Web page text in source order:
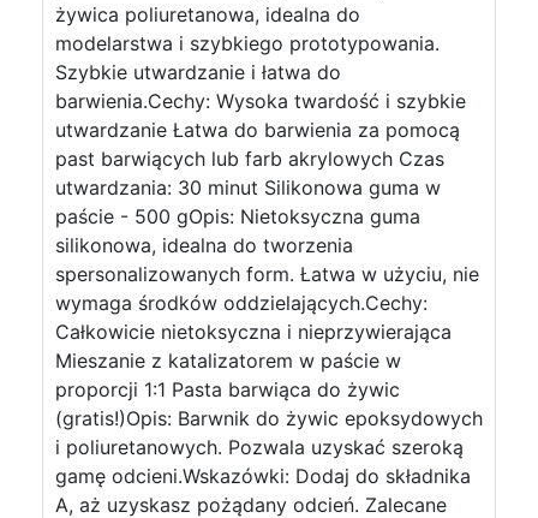
żywica poliuretanowa, idealna do
modelarstwa i szybkiego prototypowania.
Szybkie utwardzanie i łatwa do
barwienia.Cechy: Wysoka twardość i szybkie
utwardzanie Łatwa do barwienia za pomocą
past barwiących lub farb akrylowych Czas
utwardzania: 30 minut Silikonowa guma w
paście - 500 gOpis: Nietoksyczna guma
silikonowa, idealna do tworzenia
spersonalizowanych form. Łatwa w użyciu, nie
wymaga środków oddzielających.Cechy:
Całkowicie nietoksyczna i nieprzywierająca
Mieszanie z katalizatorem w paście w
proporcji 1:1 Pasta barwiąca do żywic
(gratis!)Opis: Barwnik do żywic epoksydowych
i poliuretanowych. Pozwala uzyskać szeroką
gamę odcieni.Wskazówki: Dodaj do składnika
A, aż uzyskasz pożądany odcień. Zalecane